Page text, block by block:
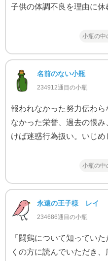
子供の体調不良を理由に休
小瓶の中
名前のない小瓶
234912通目の小瓶
報われなかった努力伝わ
なかった栄誉、過去の恨
けば迷惑行為扱い。いじめ
小瓶の中
永遠の王子様 レイ
234686通目の小瓶
「闘鶏について知ってい
くの方に読んでいただき